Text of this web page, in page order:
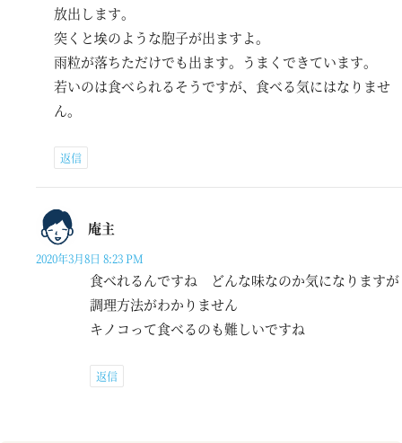
放出します。
突くと埃のような胞子が出ますよ。
雨粒が落ちただけでも出ます。うまくできています。
若いのは食べられるそうですが、食べる気にはなりませ
ん。
返信
庵主
2020年3月8日 8:23 PM
食べれるんですね どんな味なのか気になりますが
調理方法がわかりません
キノコって食べるのも難しいですね
返信